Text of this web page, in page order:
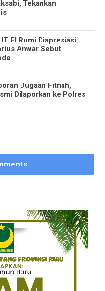
Tekankan
El Rumi Diapresiasi
Anwar Sebut
Dugaan Fitnah,
Dilaporkan ke Polres